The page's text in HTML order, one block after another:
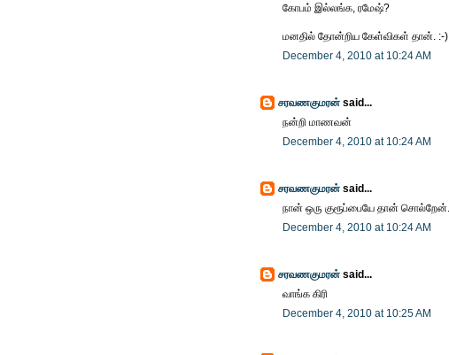
கோபம் இல்லங்க, ரமேஷ்?
மனதில் தோன்றிய கேள்விகள் தான். :-)
December 4, 2010 at 10:24 AM
சரவணகுமரன் said...
நன்றி மாணவன்
December 4, 2010 at 10:24 AM
சரவணகுமரன் said...
நான் ஒரு குரூப்பையே தான் சொல்றேன்.
December 4, 2010 at 10:24 AM
சரவணகுமரன் said...
வாங்க கிரி
December 4, 2010 at 10:25 AM